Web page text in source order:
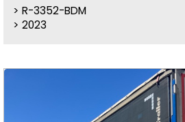
R-3352-BDM
2023